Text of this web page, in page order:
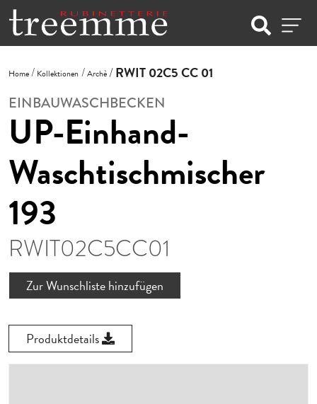
Home Kollektionen Archè RWIT 02C5 CC 01
EINBAUWASCHBECKEN
UP-Einhand-
Waschtischmischer
193
RWIT02C5CC01
Zur Wunschliste hinzufügen
Produktdetails